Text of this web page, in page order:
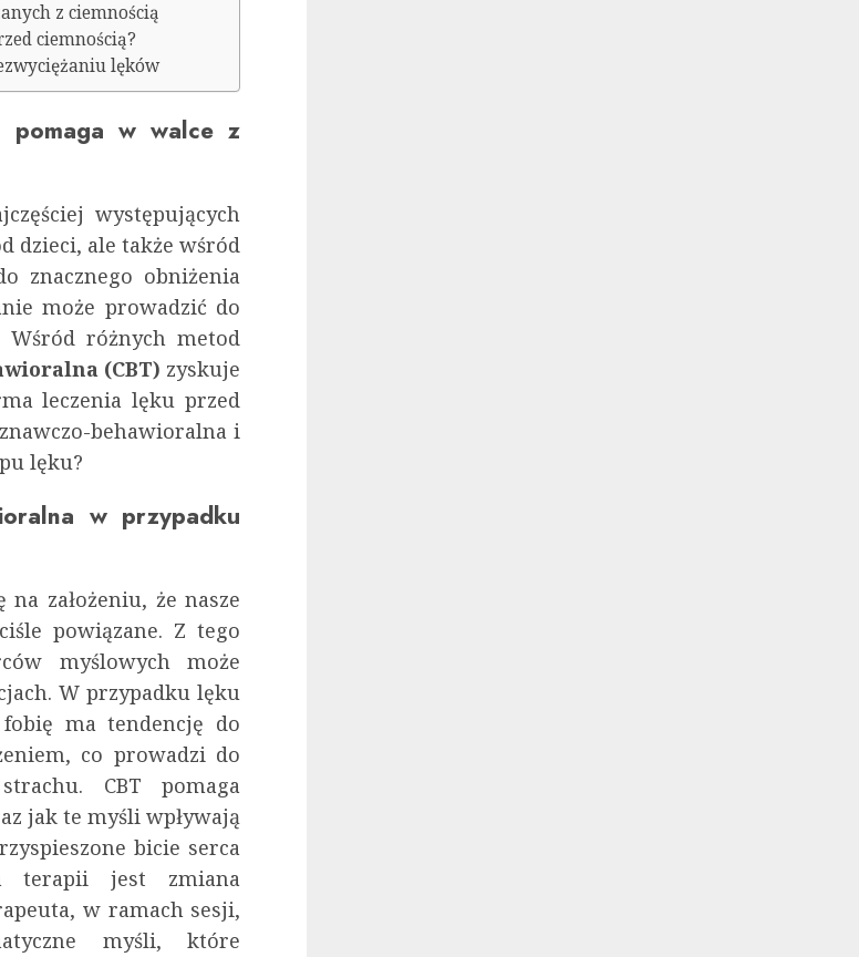
z ciemnością
ciemnością?
lęków
pomaga w walce z
występujących
dzieci, ale także wśród
znacznego obniżenia
może prowadzić do
Wśród różnych metod
(CBT) zyskuje
leczenia lęku przed
behawioralna i
lęku?
w przypadku
założeniu, że nasze
powiązane. Z tego
myślowych może
W przypadku lęku
ma tendencję do
co prowadzi do
CBT pomaga
jak te myśli wpływają
bicie serca
terapii jest zmiana
w ramach sesji,
myśli, które